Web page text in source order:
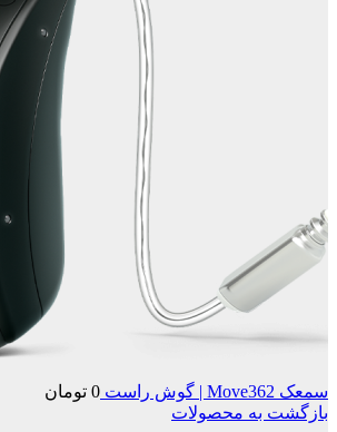
سمعک Move362 | گوش راست 0 تومان
بازگشت به محصولات